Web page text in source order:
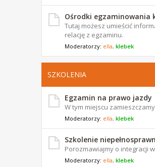
Ośrodki egzaminowania
Tutaj możesz umieścić
relację z egzaminu.
Moderatorzy: ella, klebek
SZKOLENIA
Egzamin na prawo jazdy
W tym miejscu
Moderatorzy: ella, klebek
Szkolenie
Porozmawiajmy o integracji
Moderatorzy: ella, klebek